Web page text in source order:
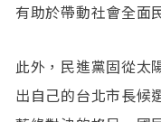
有助於帶動社會全面
此外，民進黨固從太
出自己的台北市長候